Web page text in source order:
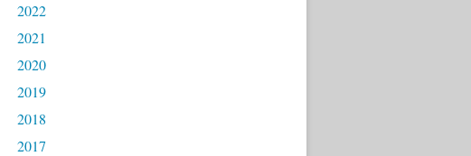
2022
2021
2020
2019
2018
2017